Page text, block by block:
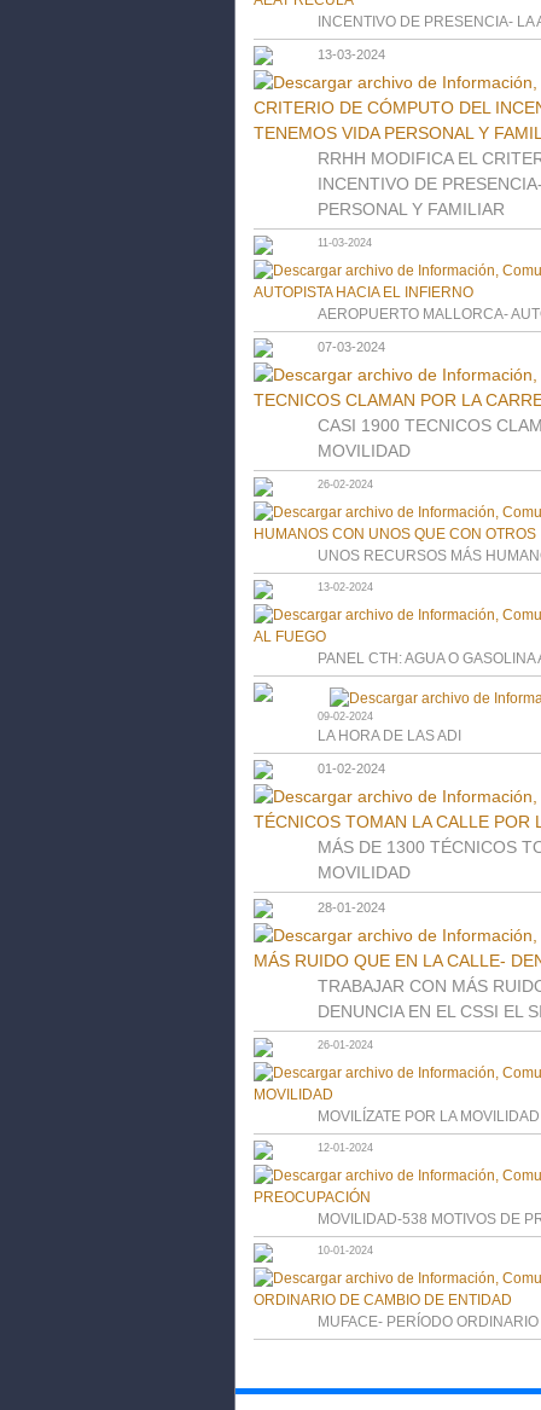
INCENTIVO DE PRESENCIA- LA
13-03-2024
RRHH MODIFICA EL
INCENTIVO DE
PERSONAL Y FAMILIAR
11-03-2024
AEROPUERTO MALLORCA-
07-03-2024
CASI 1900 TECNICOS
MOVILIDAD
26-02-2024
UNOS RECURSOS MÁS
13-02-2024
PANEL CTH: AGUA O GASOLINA
09-02-2024
LA HORA DE LAS ADI
01-02-2024
MÁS DE 1300 TÉCNICOS
MOVILIDAD
28-01-2024
TRABAJAR CON MÁS
DENUNCIA EN EL CSSI EL
26-01-2024
MOVILÍZATE POR LA MOVILIDAD
12-01-2024
MOVILIDAD-538 MOTIVOS DE
10-01-2024
MUFACE- PERÍODO